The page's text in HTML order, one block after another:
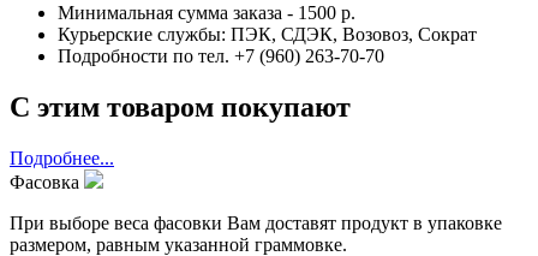
Минимальная сумма заказа - 1500 р.
Курьерские службы: ПЭК, СДЭК, Возовоз, Сократ
Подробности по тел. +7 (960) 263-70-70
С этим товаром покупают
Подробнее...
Фасовка
При выборе веса фасовки Вам доставят продукт в упаковке
размером, равным указанной граммовке.